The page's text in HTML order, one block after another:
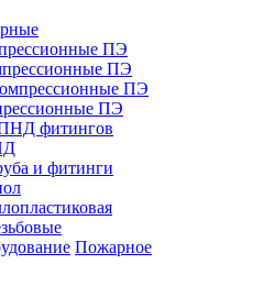
ПЭ
ПЭ
ПЭ
ПЭ
фитингов
и фитинги
Пожарное